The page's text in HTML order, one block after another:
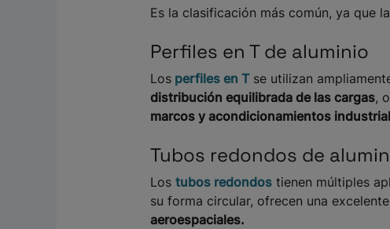
Es la clasificación más común, ya que
Perfiles en T de aluminio
Los perfiles en Tse utilizan
distribución equilibrada de las cargas,
marcos y acondicionamientos
Tubos redondos de
Lostubos redondos tienen múltiples
su forma circular, ofrecen una
aeroespaciales.